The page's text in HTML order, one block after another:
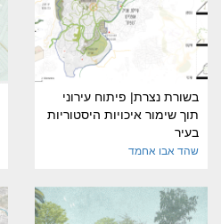
בשורת נצרת| פיתוח עירוני
תוך שימור איכויות היסטוריות
בעיר
שהד אבו אחמד